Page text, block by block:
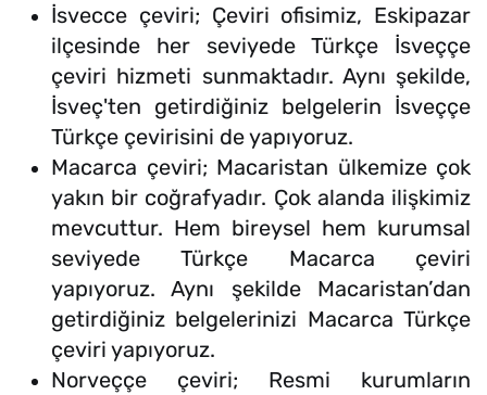
İsvecce çeviri; Çeviri ofisimiz, Eskipazar
ilçesinde her seviyede Türkçe İsveççe
çeviri hizmeti sunmaktadır. Aynı şekilde,
İsveç'ten getirdiğiniz belgelerin İsveççe
Türkçe çevirisini de yapıyoruz.
Macarca çeviri; Macaristan ülkemize çok
yakın bir coğrafyadır. Çok alanda ilişkimiz
mevcuttur. Hem bireysel hem kurumsal
seviyede Türkçe Macarca çeviri
yapıyoruz. Aynı şekilde Macaristan’dan
getirdiğiniz belgelerinizi Macarca Türkçe
çeviri yapıyoruz.
Norveççe çeviri; Resmi kurumların